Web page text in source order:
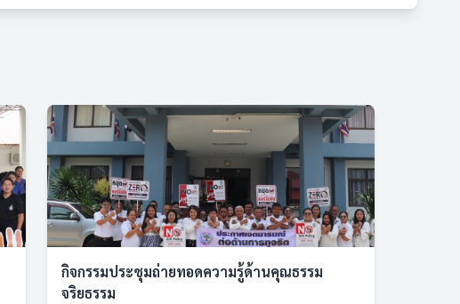
กิจกรรมประชุมถ่ายทอดความรู้ด้านคุณธรรม
จริยธรรม